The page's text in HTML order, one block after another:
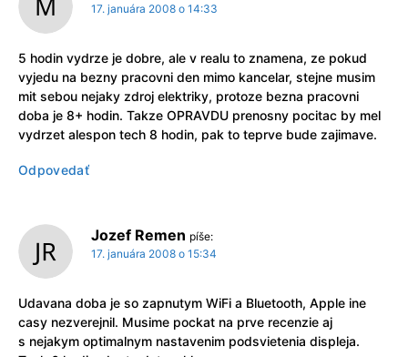
17. januára 2008 o 14:33
5 hodin vydrze je dobre, ale v realu to znamena, ze pokud
vyjedu na bezny pracovni den mimo kancelar, stejne musim
mit sebou nejaky zdroj elektriky, protoze bezna pracovni
doba je 8+ hodin. Takze OPRAVDU prenosny pocitac by mel
vydrzet alespon tech 8 hodin, pak to teprve bude zajimave.
Odpovedať
Jozef Remen píše:
17. januára 2008 o 15:34
Udavana doba je so zapnutym WiFi a Bluetooth, Apple ine
casy nezverejnil. Musime pockat na prve recenzie aj
s nejakym optimalnym nastavenim podsvietenia displeja.